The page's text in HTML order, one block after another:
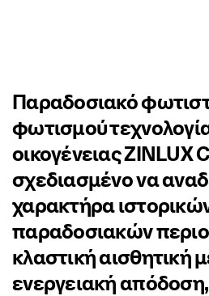
Παραδοσιακό
φωτισμού
οικογένειας ZINLUX
σχεδιασμένο να
χαρακτήρα
παραδοσιακών
κλαστική αισθητική
ενεργειακή απόδοση,